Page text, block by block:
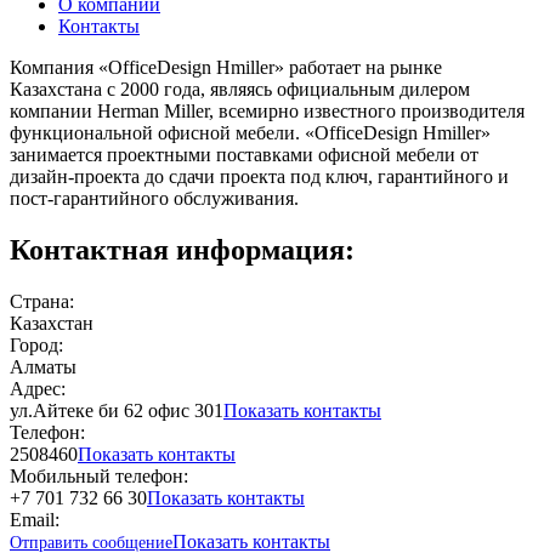
Контакты
Компания «OfficeDesign Hmiller» работает на рынке
Казахстана с 2000 года, являясь официальным дилером
компании Herman Miller, всемирно известного производителя
функциональной офисной мебели. «OfficeDesign Hmiller»
занимается проектными поставками офисной мебели от
дизайн-проекта до сдачи проекта под ключ, гарантийного и
пост-гарантийного обслуживания.
Контактная информация:
Страна:
Казахстан
Город:
Алматы
Адрес:
ул.Айтеке би 62 офис 301Показать контакты
Телефон:
2508460Показать контакты
Мобильный телефон:
+7 701 732 66 30Показать контакты
Email:
Отправить сообщениеПоказать контакты